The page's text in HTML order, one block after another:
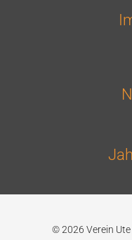
© 2026 Verein Ute